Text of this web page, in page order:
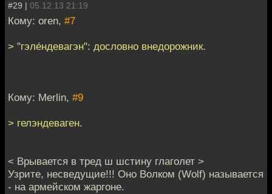
#29 | 05.12.13 21:19
Кому: oren, #7
> "гэле́ндевагэн": дословно внедорожник.
Кому: Merlin, #9
> гелэндеваген.
< Врывается в тред ш шстину глаголет >
Узрите, несведущие!!! Оно Волком (Wolf) называется
- на армейском жаргоне.